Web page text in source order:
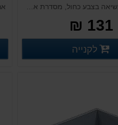
מיכל אטום לנשיאה בצבע כחול, מסדרת ארגזי PS תעשייתיים. עשוי פלסטיק איכותי במיוחד, מיועד לאחסון כולל. בעל מסגרת מחוזקת. קשיח ועמיד לאורך שנים, בעל יכולת להתכנס אחד בשני בקבוצה. מותאם גם לתעשיית המזון, כולל מסגרת בולטת וידיות צד פתוחות להרמה נוחה.
131 ₪
פרטים נוספים
לקנייה